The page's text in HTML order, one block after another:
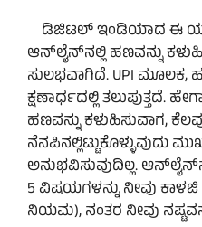
ಡಿಜಿಟಲ್ ಇಂಡಿಯಾದ ಈ
ಆನ್‌ಲೈನ್‌ನಲ್ಲಿ ಹಣವನ್ನು
ಸುಲಭವಾಗಿದೆ. UPI ಮೂಲಕ,
ಕ್ಷಣಾರ್ಧದಲ್ಲಿ ತಲುಪುತ್ತದೆ.
ಹಣವನ್ನು ಕಳುಹಿಸುವಾಗ,
ನೆನಪಿನಲ್ಲಿಟ್ಟುಕೊಳ್ಳುವುದು
ಅನುಭವಿಸುವುದಿಲ್ಲ.
5 ವಿಷಯಗಳನ್ನು ನೀವು
ನಿಯಮ), ನಂತರ ನೀವು